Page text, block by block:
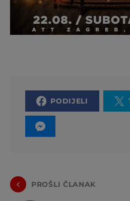
PODIJELI
PROŠLI ČLANAK